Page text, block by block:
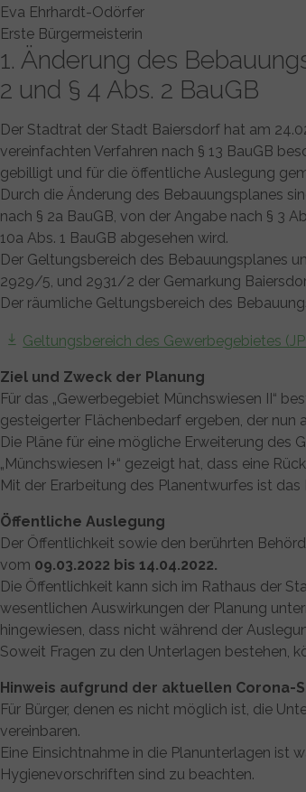
Eva Ehrhardt-Odörfer
Erste Bürgermeisterin
1. Änderung des
2 und § 4 Abs. 2 BauGB
Der Stadtrat der Stadt Baiersdorf hat am
vereinfachten Verfahren nach § 13 BauGB
gebilligt und für die öffentliche Auslegung
Durch die Änderung des Bebauungsplanes
nach § 2a BauGB, von der Angabe nach § 3
10a Abs. 1 BauGB abgesehen wird.
Der Geltungsbereich des Bebauungsplanes
2929/5, und 2931/2 der Gemarkung
Der räumliche Geltungsbereich des
Geltungsbereich des Gewerbegebietes
Ziel und Zweck der Planung
Für das „Gewerbegebiet Münchswiesen II“
gesteigerter Flächenbedarf ergeben, der nun
Die Pläne für eine mögliche Erweiterung des
„Münchswiesen I+“ gezeigt hat, dass eine
Mit der Erarbeitung des Planentwurfes ist
Öffentliche Auslegung
Der Öffentlichkeit sowie den berührten
vom 09.03.2022 bis 14.04.2022.
Die Öffentlichkeit kann sich im Rathaus der
wesentlichen Auswirkungen der Planung
hingewiesen, dass nicht während der
Soweit Fragen zu den Unterlagen bestehen,
Hinweis aufgrund der aktuellen Corona-
Für Bürger, denen es nicht möglich ist, die
vereinbaren.
Eine Einsichtnahme in die Planunterlagen ist
Hygienevorschriften sind zu beachten.